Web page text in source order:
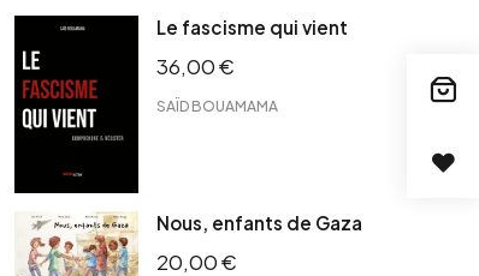
Le fascisme qui vient
36,00€
SAÏD BOUAMAMA
Nous, enfants de Gaza
20,00€